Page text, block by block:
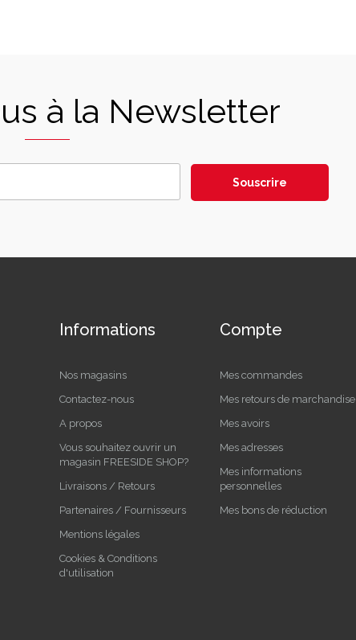
à la Newsletter
Souscrire
Informations
Nos magasins
Contactez-nous
A propos
Vous souhaitez ouvrir un
magasin FREESIDE SHOP?
Livraisons / Retours
Partenaires / Fournisseurs
Mentions légales
Cookies & Conditions
d'utilisation
Compte
Mes commandes
Mes retours de marchandise
Mes avoirs
Mes adresses
Mes informations
personnelles
Mes bons de réduction